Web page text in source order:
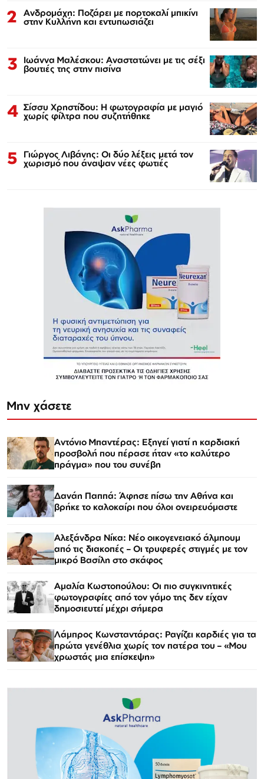
2 Ανδρομάχη: Ποζάρει με πορτοκαλί μπικίνι
στην Κυλλήνη και εντυπωσιάζει
3 Ιωάννα Μαλέσκου: Αναστατώνει με τις σέξι
βουτιές της στην πισίνα
4 Σίσσυ Χρηστίδου: Η φωτογραφία με μαγιό
χωρίς φίλτρα που συζητήθηκε
5 Γιώργος Λιβάνης: Οι δύο λέξεις μετά τον
χωρισμό που άναψαν νέες φωτιές
Μην χάσετε
Αντόνιο Μπαντέρας: Εξηγεί γιατί η καρδιακή
προσβολή που πέρασε ήταν «το καλύτερο
πράγμα» που του συνέβη
Δανάη Παππά: Άφησε πίσω την Αθήνα και
βρήκε το καλοκαίρι που όλοι ονειρευόμαστε
Αλεξάνδρα Νίκα: Νέο οικογενειακό άλμπουμ
από τις διακοπές – Οι τρυφερές στιγμές με τον
μικρό Βασίλη στο σκάφος
Αμαλία Κωστοπούλου: Οι πιο συγκινητικές
φωτογραφίες από τον γάμο της δεν είχαν
δημοσιευτεί μέχρι σήμερα
Λάμπρος Κωνσταντάρας: Ραγίζει καρδιές για τα
πρώτα γενέθλια χωρίς τον πατέρα του – «Μου
χρωστάς μια επίσκεψη»